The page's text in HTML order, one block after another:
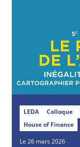
LEDA Colloque
House of Finance
Le 26 mars 2026